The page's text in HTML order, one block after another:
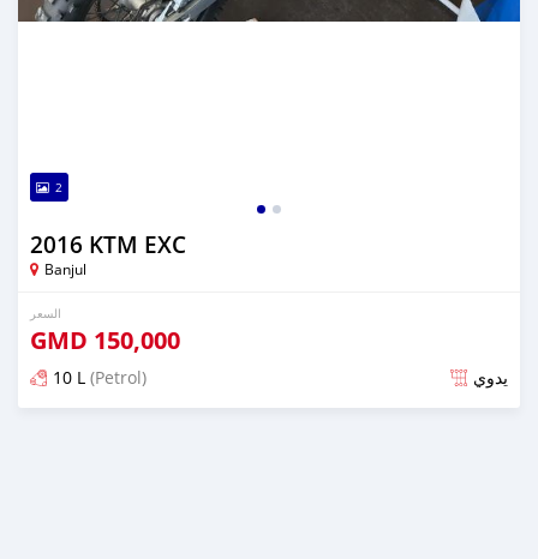
2
2016 KTM EXC
Banjul
السعر
GMD 150,000
10 L (Petrol) يدوي